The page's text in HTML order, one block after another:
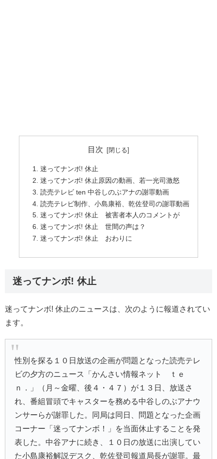
目次
迷ってナンボ! 休止
迷ってナンボ! 休止原因の動画、若一光司激怒
読売テレビ ten 中谷しのぶアナの謝罪動画
読売テレビ制作、小島康裕、乾佐登司の謝罪動画
迷ってナンボ! 休止 被害者本人のコメントが
迷ってナンボ! 休止 世間の声は？
迷ってナンボ! 休止 おわりに
迷ってナンボ! 休止
迷ってナンボ! 休止のニュースは、次のように報道されてい
ます。
性別を探る１０日放送の企画が問題となった読売テレ
ビの夕方のニュース「かんさい情報ネット ｔｅ
ｎ
．」（月～金曜、後４・４７）が１３日、放送さ
れ、番組冒頭でキャスターを務める中谷しのぶアナウ
ンサーらが謝罪した。同局は同日、問題となった企画
コーナー「迷ってナンボ！
」を当面休止することを発
表した。中谷アナに続き、１０日の放送に出演してい
た小島康裕解説デスク、乾佐登司報道局長が謝罪。最